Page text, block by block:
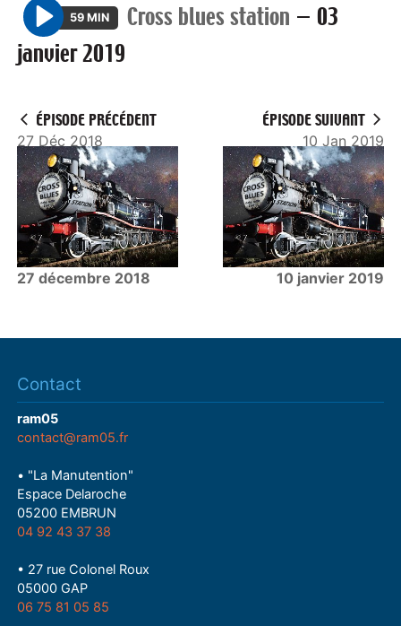
P
l
59 MIN Cross blues station — 03
janvier 2019
ÉPISODE PRÉCÉDENT
27 Déc 2018
27 décembre 2018
ÉPISODE SUIVANT
10 Jan 2019
10 janvier 2019
Contact
ram05
contact@ram05.fr
• "La Manutention"
Espace Delaroche
05200 EMBRUN
04 92 43 37 38
• 27 rue Colonel Roux
05000 GAP
06 75 81 05 85